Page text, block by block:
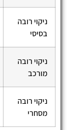
ניקוי רובה
בסיסי
ניקוי רובה
מורכב
ניקוי רובה
מסחרי